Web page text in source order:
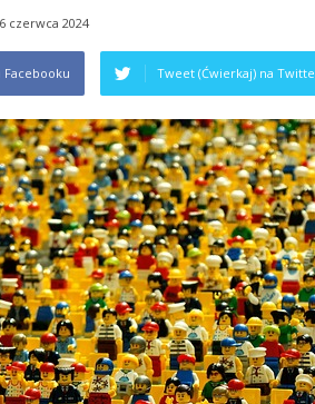
czerwca 2024
Facebooku Tweet (Ćwierkaj) na